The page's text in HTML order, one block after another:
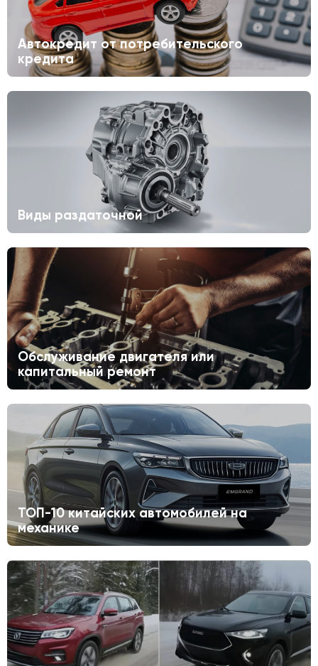
Автокредит от потребительского
кредита
Виды раздаточной
Обслуживание двигателя или
капитальный ремонт
ТОП-10 китайских автомобилей на
механике